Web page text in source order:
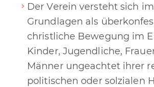
Der Verein versteht sich
Grundlagen als
christliche Bewegung im
Kinder, Jugendliche,
Männer ungeachtet ihrer
politischen oder solzialen